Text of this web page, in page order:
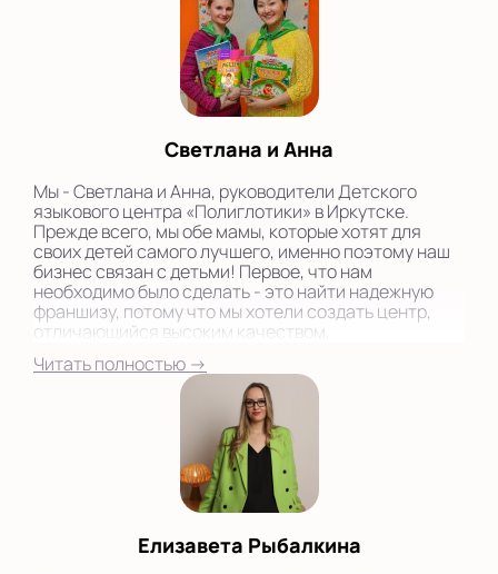
Светлана и Анна
Мы - Светлана и Анна, руководители Детского
языкового центра «Полиглотики» в Иркутске.
Прежде всего, мы обе мамы, которые хотят для
своих детей самого лучшего, именно поэтому наш
бизнес связан с детьми! Первое, что нам
необходимо было сделать - это найти надежную
франшизу, потому что мы хотели создать центр,
отличающийся высоким качеством,
профессиональным подходом и дружеской
атмосферой. Поэтому остановились на
международной сети «Полиглотики»...
Читать полностью →
Елизавета Рыбалкина